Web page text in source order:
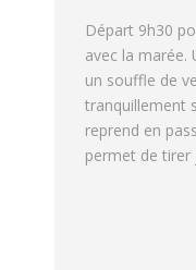
Départ 9h30
avec la marée.
un souffle de
tranquillement
reprend en
permet de tirer